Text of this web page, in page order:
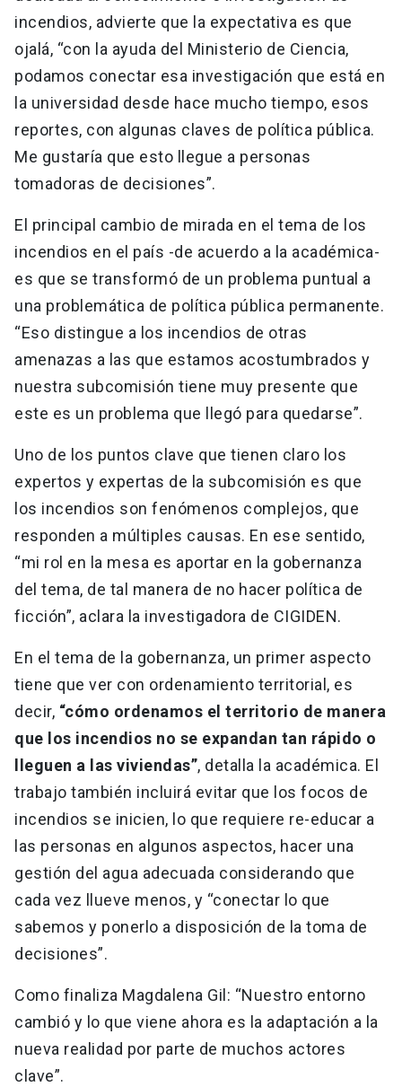
incendios, advierte que la expectativa es que
ojalá, “con la ayuda del Ministerio de Ciencia,
podamos conectar esa investigación que está en
la universidad desde hace mucho tiempo, esos
reportes, con algunas claves de política pública.
Me gustaría que esto llegue a personas
tomadoras de decisiones”.
El principal cambio de mirada en el tema de los
incendios en el país -de acuerdo a la académica-
es que se transformó de un problema puntual a
una problemática de política pública permanente.
“Eso distingue a los incendios de otras
amenazas a las que estamos acostumbrados y
nuestra subcomisión tiene muy presente que
este es un problema que llegó para quedarse”.
Uno de los puntos clave que tienen claro los
expertos y expertas de la subcomisión es que
los incendios son fenómenos complejos, que
responden a múltiples causas. En ese sentido,
“mi rol en la mesa es aportar en la gobernanza
del tema, de tal manera de no hacer política de
ficción”, aclara la investigadora de CIGIDEN.
En el tema de la gobernanza, un primer aspecto
tiene que ver con ordenamiento territorial, es
decir, “cómo ordenamos el territorio de manera
que los incendios no se expandan tan rápido o
lleguen a las viviendas”, detalla la académica. El
trabajo también incluirá evitar que los focos de
incendios se inicien, lo que requiere re-educar a
las personas en algunos aspectos, hacer una
gestión del agua adecuada considerando que
cada vez llueve menos, y “conectar lo que
sabemos y ponerlo a disposición de la toma de
decisiones”.
Como finaliza Magdalena Gil: “Nuestro entorno
cambió y lo que viene ahora es la adaptación a la
nueva realidad por parte de muchos actores
clave”.